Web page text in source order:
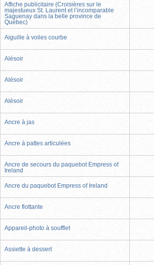
Affiche publicitaire (Croisières sur le
majestueux St. Laurent et l’incomparable
Saguenay dans la belle province de
Québec)
Aiguille à voiles courbe
Alésoir
Alésoir
Alésoir
Ancre à jas
Ancre à pattes articulées
Ancre de secours du paquebot Empress of
Ireland
Ancre du paquebot Empress of Ireland
Ancre flottante
Appareil-photo à soufflet
Assiette à dessert